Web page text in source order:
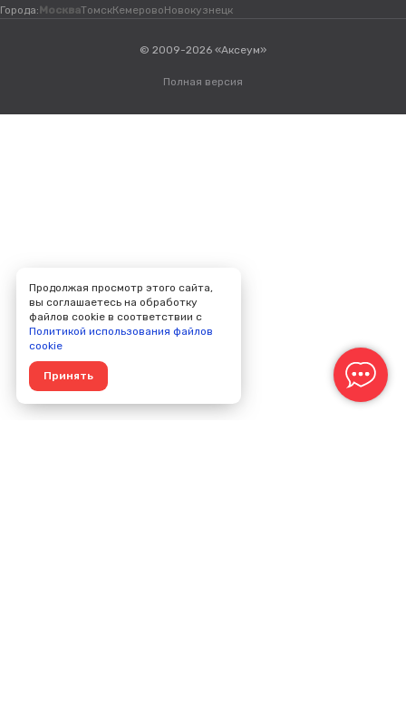
Города: МоскваТомскКемеровоНовокузнецк
© 2009-2026 «Аксеум»
Полная версия
Продолжая просмотр этого сайта,
вы соглашаетесь на обработку
файлов cookie в соответствии с
Политикой использования файлов
cookie
Принять